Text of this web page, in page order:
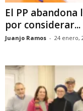
El PP abandona
por considerar...
Juanjo Ramos - 24 enero,